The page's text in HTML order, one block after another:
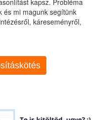
és mi magunk segítünk
káreseményről,